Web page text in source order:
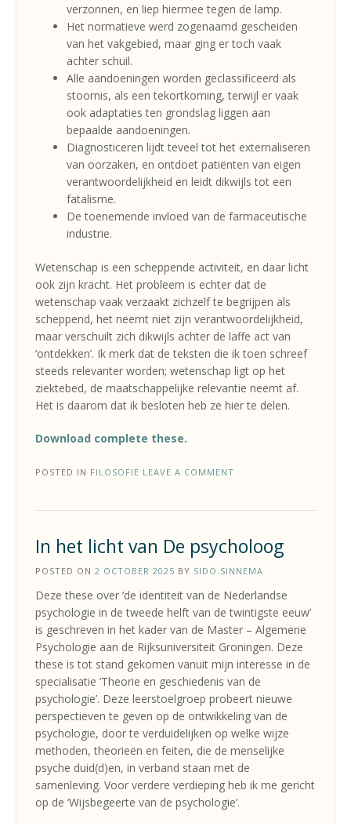
verzonnen, en liep hiermee tegen de lamp.
Het normatieve werd zogenaamd gescheiden
van het vakgebied, maar ging er toch vaak
achter schuil.
Alle aandoeningen worden geclassificeerd als
stoornis, als een tekortkoming, terwijl er vaak
ook adaptaties ten grondslag liggen aan
bepaalde aandoeningen.
Diagnosticeren lijdt teveel tot het externaliseren
van oorzaken, en ontdoet patiënten van eigen
verantwoordelijkheid en leidt dikwijls tot een
fatalisme.
De toenemende invloed van de farmaceutische
industrie.
Wetenschap is een scheppende activiteit, en daar licht
ook zijn kracht. Het probleem is echter dat de
wetenschap vaak verzaakt zichzelf te begrijpen als
scheppend, het neemt niet zijn verantwoordelijkheid,
maar verschuilt zich dikwijls achter de laffe act van
‘ontdekken’. Ik merk dat de teksten die ik toen schreef
steeds relevanter worden; wetenschap ligt op het
ziektebed, de maatschappelijke relevantie neemt af.
Het is daarom dat ik besloten heb ze hier te delen.
Download complete these.
POSTED IN FILOSOFIE LEAVE A COMMENT
In het licht van De psycholoog
POSTED ON 2 OCTOBER 2025 BY SIDO.SINNEMA
Deze these over ‘de identiteit van de Nederlandse
psychologie in de tweede helft van de twintigste eeuw’
is geschreven in het kader van de Master – Algemene
Psychologie aan de Rijksuniversiteit Groningen. Deze
these is tot stand gekomen vanuit mijn interesse in de
specialisatie ‘Theorie en geschiedenis van de
psychologie’. Deze leerstoelgroep probeert nieuwe
perspectieven te geven op de ontwikkeling van de
psychologie, door te verduidelijken op welke wijze
methoden, theorieën en feiten, die de menselijke
psyche duid(d)en, in verband staan met de
samenleving. Voor verdere verdieping heb ik me gericht
op de ‘Wijsbegeerte van de psychologie’.